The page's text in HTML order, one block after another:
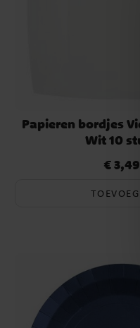
Papieren bordjes
Wit 10
Prijs:€
€ 3,49